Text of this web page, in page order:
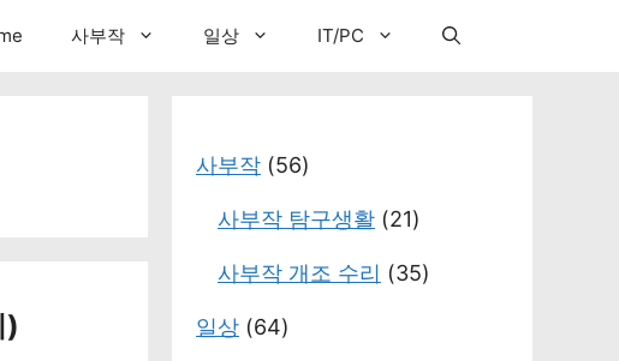
사부작 일상 IT/PC
)
사부작 (56)
사부작 탐구생활 (21)
사부작 개조 수리 (35)
일상 (64)